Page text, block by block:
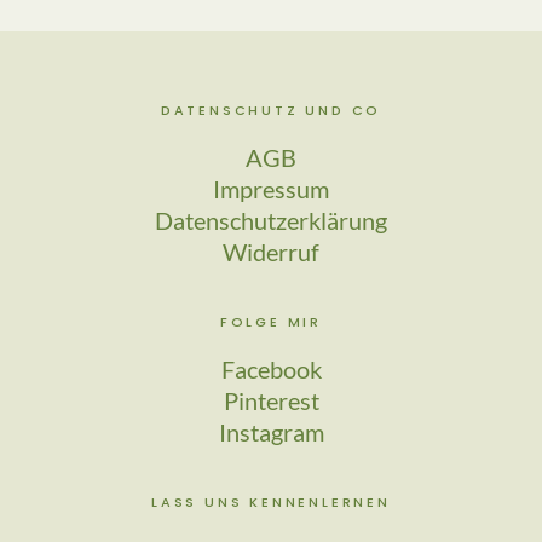
DATENSCHUTZ UND CO
AGB
Impressum
Datenschutzerklärung
Widerruf
FOLGE MIR
Facebook
Pinterest
Instagram
LASS UNS KENNENLERNEN